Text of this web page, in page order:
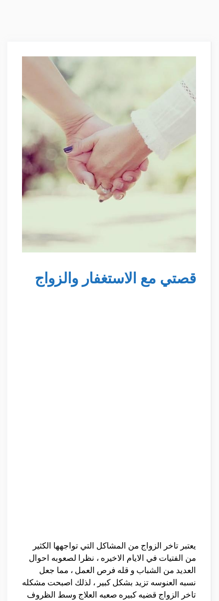
قصتي مع الاستغفار والزواج
يعتبر تاخر الزواج من المشاكل التي تواجهها الكثير
من الفتيات في الايام الاخيره ، نظرا لصعوبه احوال
العديد من الشباب و قله فرص العمل ، مما جعل
نسبه العنوسه تزيد بشكل كبير ، لذلك اصبحت مشكله
تاخر الزواج قضيه كبيره صعبه العلاج وسط الظروف